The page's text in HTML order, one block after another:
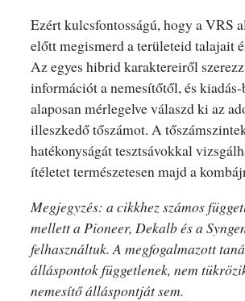
Ezért kulcsfontosságú, hogy a VRS
előtt megismerd a területeid talajait
Az egyes hibrid karaktereiről
információt a nemesítőtől, és
alaposan mérlegelve válaszd ki az
illeszkedő tőszámot. A
hatékonyságát tesztsávokkal
ítéletet természetesen majd a
Megjegyzés: a cikkhez számos
mellett a Pioneer, Dekalb és a
felhasználtuk. A megfogalmazott
álláspontok függetlenek, nem
nemesítő álláspontját sem.